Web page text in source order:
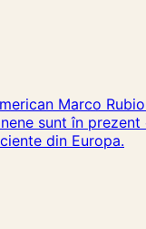
Marco
sunt în prezent
din Europa.